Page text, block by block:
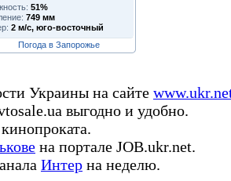
51%
749 мм
2 м/с, юго-восточный
Погода в Запорожье
Украины на сайте
выгодно и удобно.
кинопроката.
на портале JOB.ukr.net.
Интер на неделю.